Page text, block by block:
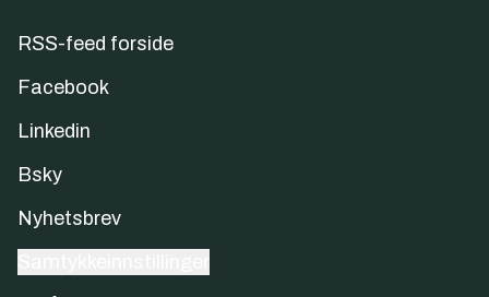
RSS-feed forside
Facebook
Linkedin
Bsky
Nyhetsbrev